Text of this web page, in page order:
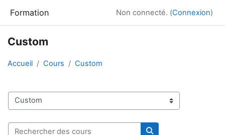
Formation Non connecté. (Connexion)
Custom
Accueil Cours Custom
Catégories de cours
Rechercher des cours